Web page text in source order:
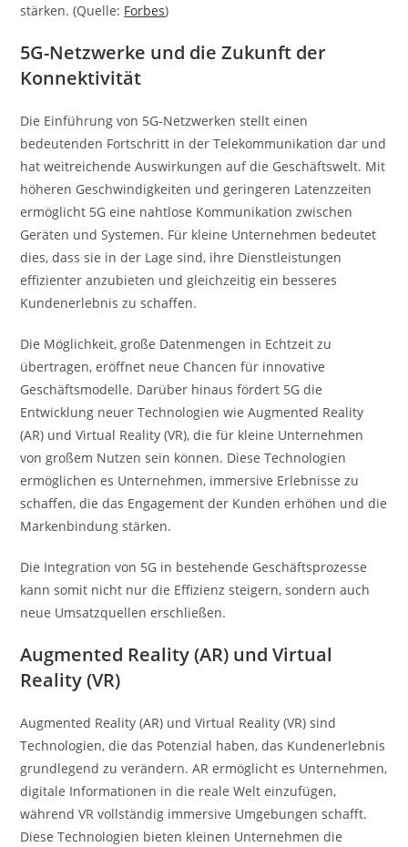
stärken. (Quelle: Forbes)
5G-Netzwerke und die Zukunft der
Konnektivität
Die Einführung von 5G-Netzwerken stellt einen
bedeutenden Fortschritt in der Telekommunikation dar und
hat weitreichende Auswirkungen auf die Geschäftswelt. Mit
höheren Geschwindigkeiten und geringeren Latenzzeiten
ermöglicht 5G eine nahtlose Kommunikation zwischen
Geräten und Systemen. Für kleine Unternehmen bedeutet
dies, dass sie in der Lage sind, ihre Dienstleistungen
effizienter anzubieten und gleichzeitig ein besseres
Kundenerlebnis zu schaffen.
Die Möglichkeit, große Datenmengen in Echtzeit zu
übertragen, eröffnet neue Chancen für innovative
Geschäftsmodelle. Darüber hinaus fördert 5G die
Entwicklung neuer Technologien wie Augmented Reality
(AR) und Virtual Reality (VR), die für kleine Unternehmen
von großem Nutzen sein können. Diese Technologien
ermöglichen es Unternehmen, immersive Erlebnisse zu
schaffen, die das Engagement der Kunden erhöhen und die
Markenbindung stärken.
Die Integration von 5G in bestehende Geschäftsprozesse
kann somit nicht nur die Effizienz steigern, sondern auch
neue Umsatzquellen erschließen.
Augmented Reality (AR) und Virtual
Reality (VR)
Augmented Reality (AR) und Virtual Reality (VR) sind
Technologien, die das Potenzial haben, das Kundenerlebnis
grundlegend zu verändern. AR ermöglicht es Unternehmen,
digitale Informationen in die reale Welt einzufügen,
während VR vollständig immersive Umgebungen schafft.
Diese Technologien bieten kleinen Unternehmen die